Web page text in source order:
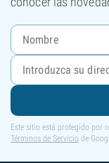
Este sitio está protegido por
Términos de Servicio de